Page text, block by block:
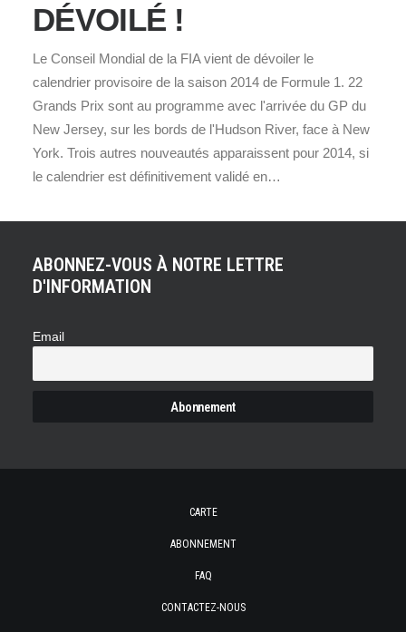
DÉVOILÉ !
Le Conseil Mondial de la FIA vient de dévoiler le
calendrier provisoire de la saison 2014 de Formule 1. 22
Grands Prix sont au programme avec l'arrivée du GP du
New Jersey, sur les bords de l'Hudson River, face à New
York. Trois autres nouveautés apparaissent pour 2014, si
le calendrier est définitivement validé en…
ABONNEZ-VOUS À NOTRE LETTRE
D'INFORMATION
Email
CARTE
ABONNEMENT
FAQ
CONTACTEZ-NOUS